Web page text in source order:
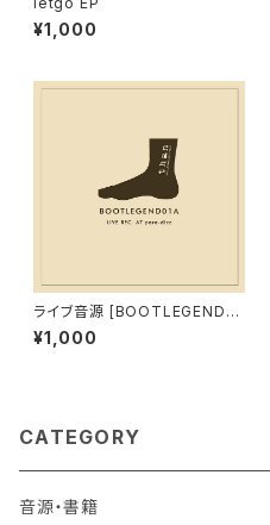
¥1,000
ライブ音源 [BOOTLEGEND01
A]
¥1,000
CATEGORY
音源・書籍